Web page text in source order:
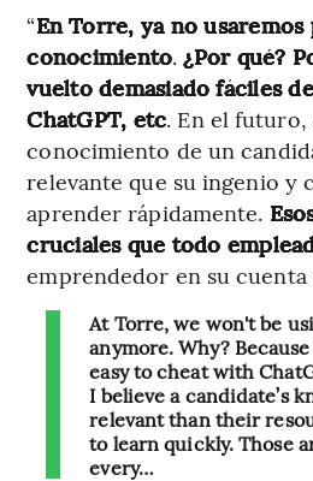
“En Torre, ya no usaremos
conocimiento.¿Por qué?
vuelto demasiado fáciles
ChatGPT, etc. En el
conocimiento de un
relevante que su ingenio y
aprender rápidamente.
cruciales que todo
emprendedor en su
At Torre, we won't be
anymore. Why?
easy to cheat with
I believe a candidate’s
relevant than their
to learn quickly. Those
every…